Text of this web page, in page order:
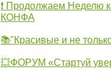
❗ Продолжаем Неделю
КОНФА
📚"Красивые и не
💥ФОРУМ «Стартуй